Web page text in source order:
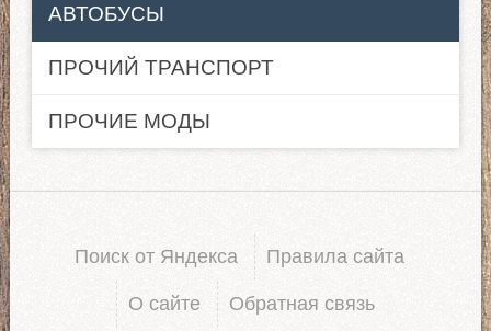
АВТОБУСЫ
ПРОЧИЙ ТРАНСПОРТ
ПРОЧИЕ МОДЫ
Поиск от Яндекса Правила сайта
О сайте Обратная связь